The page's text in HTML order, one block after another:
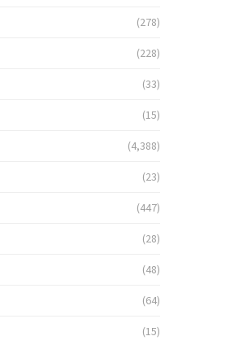
(278)
(228)
(33)
(15)
(4,388)
(23)
(447)
(28)
(48)
(64)
(15)